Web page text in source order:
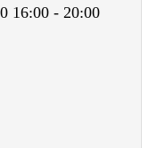
16:00 - 20:00